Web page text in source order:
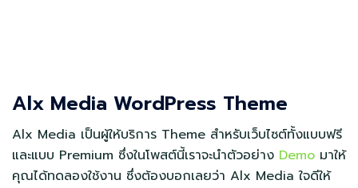
Alx Media WordPress Theme
Alx Media เป็นผู้ให้บริการ Theme สำหรับเว็บไซต์ทั้งแบบฟรี
และแบบ Premium ซึ่งในโพสต์นี้เราจะนำตัวอย่าง Demo มาให้
คุณได้ทดลองใช้งาน ซึ่งต้องบอกเลยว่า Alx Media ใจดีให้